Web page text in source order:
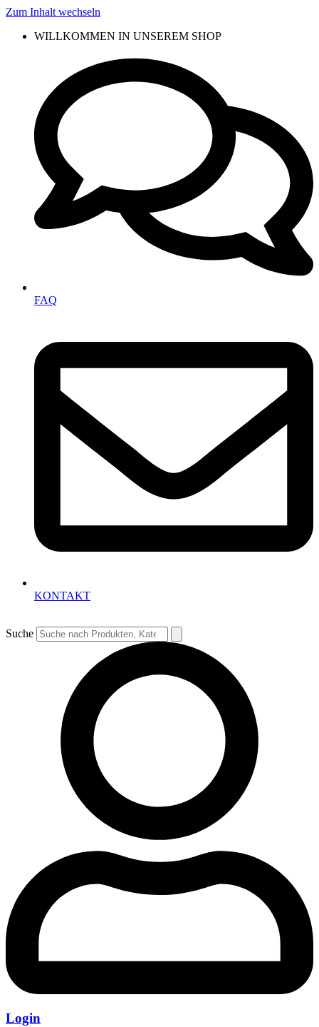
Zum Inhalt wechseln
WILLKOMMEN IN UNSEREM SHOP
FAQ
KONTAKT
Suche
Login